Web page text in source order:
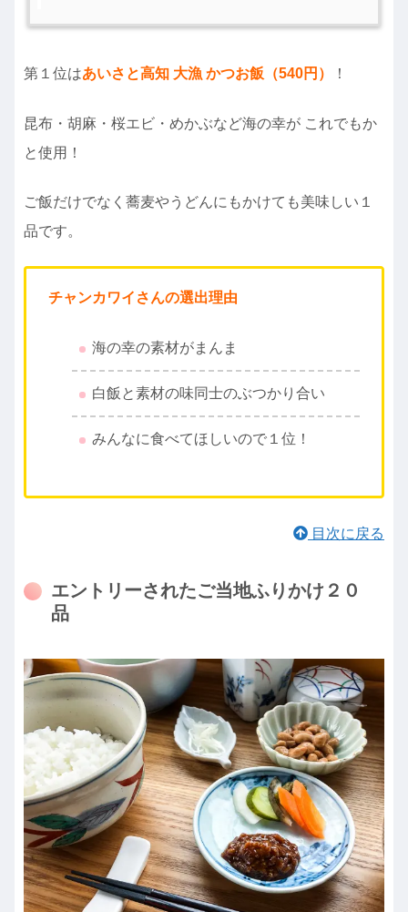
第１位はあいさと高知 大漁 かつお飯（540円） ！
昆布・胡麻・桜エビ・めかぶなど海の幸が これでもか
と使用！
ご飯だけでなく蕎麦やうどんにもかけても美味しい１
品です。
チャンカワイさんの選出理由
海の幸の素材がまんま
白飯と素材の味同士のぶつかり合い
みんなに食べてほしいので１位！
目次に戻る
エントリーされたご当地ふりかけ２０
品